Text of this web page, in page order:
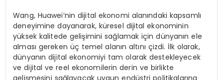
Wang, Huawei’nin dijital ekonomi alanındaki kapsamlı
deneyimine dayanarak, küresel dijital ekonominin
yüksek kalitede gelişimini sağlamak için dünyanın ele
alması gereken üç temel alanın altını çizdi. İlk olarak,
dünyanın dijital ekonomiyi tam olarak destekleyecek
ve dijital ve reel ekonomilerin derin ve birlikte
gelişmesini sağlayacak uygun endüstri politikalarına